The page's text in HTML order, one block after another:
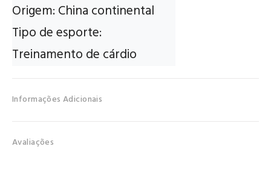
Origem: China continental
Tipo de esporte:
Treinamento de cárdio
Informações Adicionais
Avaliações